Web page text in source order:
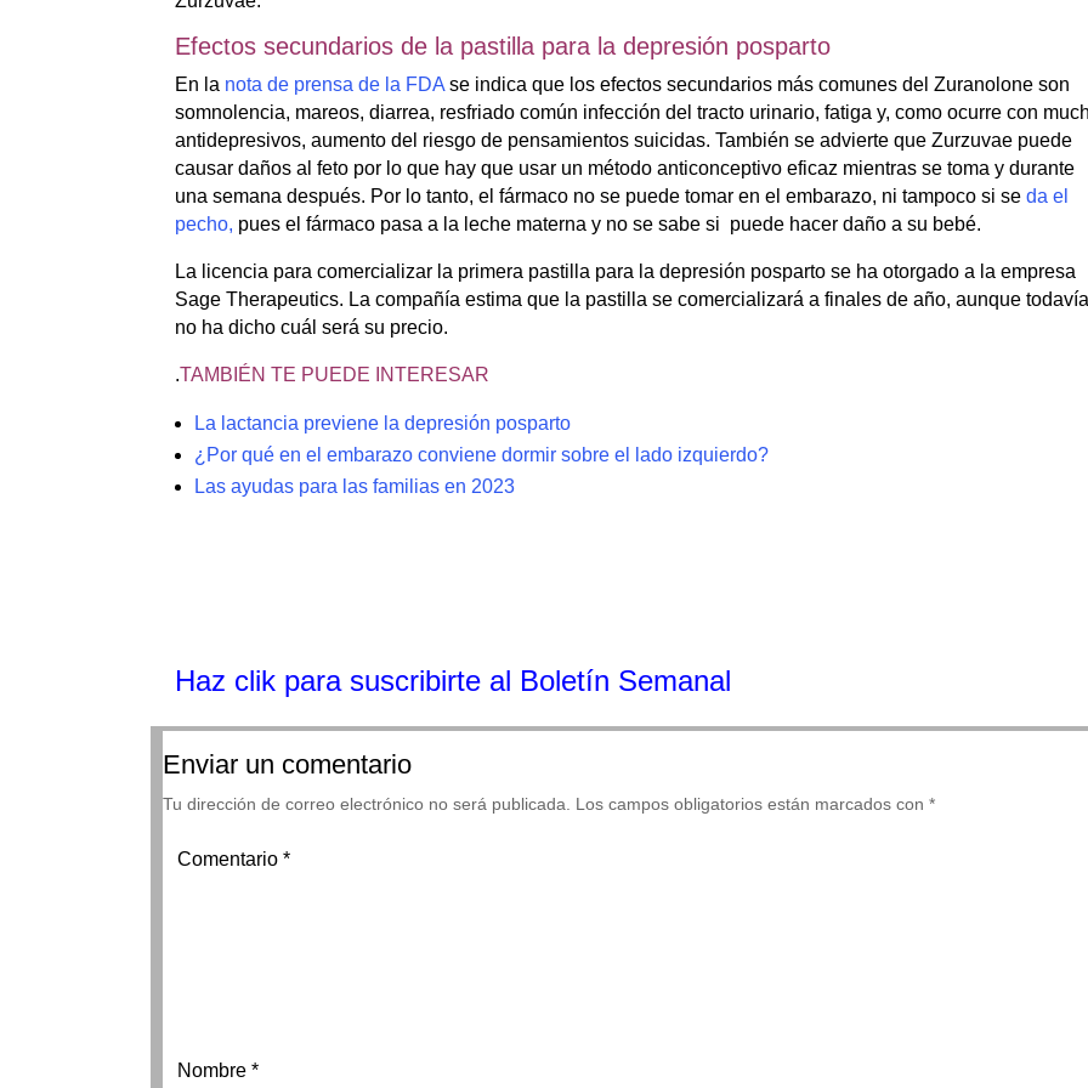
Efectos secundarios de la pastilla para la depresión posparto
En la nota de prensa de la FDA se indica que los efectos secundarios más comunes del Zuranolone son
somnolencia, mareos, diarrea, resfriado común infección del tracto urinario, fatiga y, como ocurre con
antidepresivos, aumento del riesgo de pensamientos suicidas. También se advierte que Zurzuvae puede
causar daños al feto por lo que hay que usar un método anticonceptivo eficaz mientras se toma y durante
una semana después. Por lo tanto, el fármaco no se puede tomar en el embarazo, ni tampoco si seda el
pecho, pues el fármaco pasa a la leche materna y no se sabe si puede hacer daño a su bebé.
La licencia para comercializar la primera pastilla para la depresión posparto se ha otorgado a la empresa
Sage Therapeutics. La compañía estima que la pastilla se comercializará a finales de año, aunque todavía
no ha dicho cuál será su precio.
.TAMBIÉN TE PUEDE INTERESAR
La lactancia previene la depresión posparto
¿Por qué en el embarazo conviene dormir sobre el lado izquierdo?
Las ayudas para las familias en 2023
Haz clik para suscribirte al Boletín Semanal
Enviar un comentario
Tu dirección de correo electrónico no será publicada. Los campos obligatorios están marcados con*